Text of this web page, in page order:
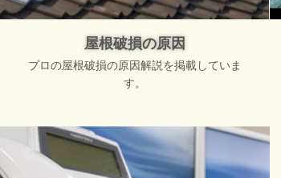
屋根破損の原因
プロの屋根破損の原因解説を掲載していま
す。